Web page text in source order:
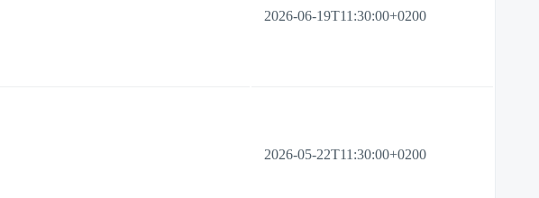
2026-06-19T11:30:00+0200
2026-05-22T11:30:00+0200